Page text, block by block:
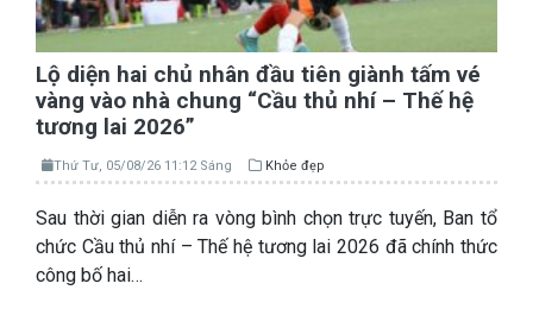
Lộ diện hai chủ nhân đầu tiên giành tấm vé
vàng vào nhà chung “Cầu thủ nhí – Thế hệ
tương lai 2026”
Thứ Tư, 05/08/26 11:12 Sáng Khỏe đẹp
Sau thời gian diễn ra vòng bình chọn trực tuyến, Ban tổ
chức Cầu thủ nhí – Thế hệ tương lai 2026 đã chính thức
công bố hai…